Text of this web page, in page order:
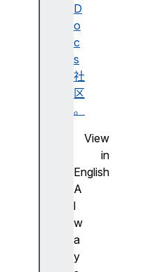
D
o
c
s
社
区
。
View
in
English
A
l
w
a
y